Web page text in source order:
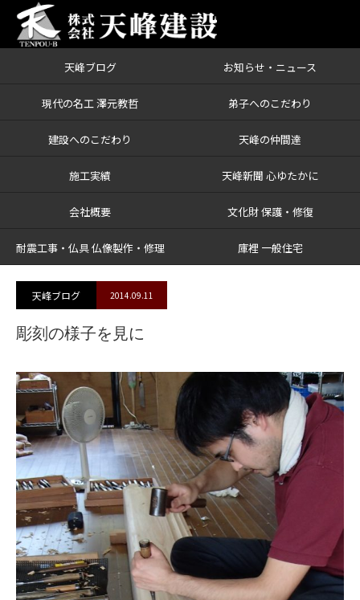
天峰ブログ お知らせ・ニュース
現代の名工 澤元教哲 弟子へのこだわり
建設へのこだわり 天峰の仲間達
施工実績 天峰新聞 心ゆたかに
会社概要 文化財 保護・修復
耐震工事・仏具 仏像製作・修理 庫裡 一般住宅
ブログ 彫刻の様子を見に
天峰ブログ 2014.09.11
彫刻の様子を見に